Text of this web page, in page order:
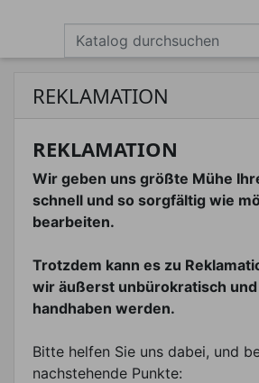
REKLAMATION
REKLAMATION
Wir geben uns größte Mühe
schnell und so sorgfältig wie
bearbeiten.
Trotzdem kann es zu
wir äußerst unbürokratisch
handhaben werden.
Bitte helfen Sie uns dabei, und
nachstehende Punkte: